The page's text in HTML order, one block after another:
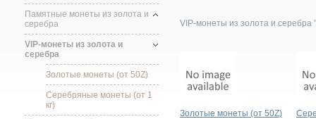
Памятные монеты из золота и
серебра
VIP-монеты из золота и
серебра
Золотые монеты (от 50Z)
Серебряные монеты (от 1
кг)
VIP-монеты из золота и серебра
Золотые монеты (от 50Z)